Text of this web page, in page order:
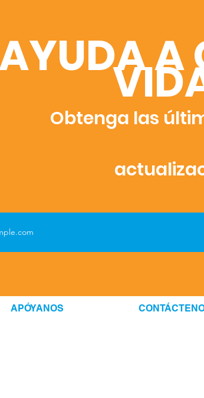
Obtenga las
APÓYANOS